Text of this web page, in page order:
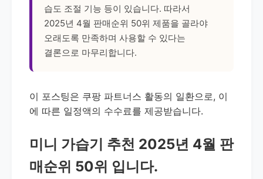
습도 조절 기능 등이 있습니다. 따라서
2025년 4월 판매순위 50위 제품을 골라야
오래도록 만족하며 사용할 수 있다는
결론으로 마무리합니다.
이 포스팅은 쿠팡 파트너스 활동의 일환으로, 이
에 따른 일정액의 수수료를 제공받습니다.
미니 가습기 추천 2025년 4월 판
매순위 50위 입니다.